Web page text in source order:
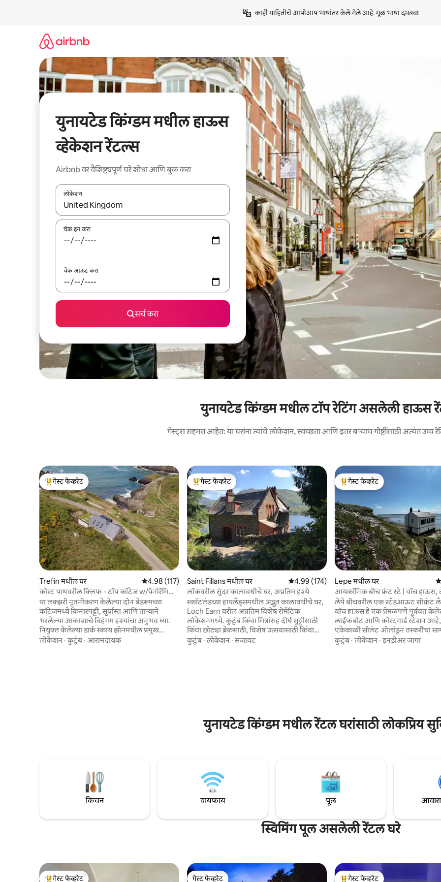
काही माहितीचे आपोआप भाषांतर केले गेले आहे. मूळ भाषा दाखवा
युनायटेड किंग्डम मधील हाऊस
व्हेकेशन रेंटल्स
Airbnb वर वैशिष्ट्यपूर्ण घरे शोधा आणि बुक करा
लोकेशन
जेव्हा परिणाम उपलब्ध असतील, तेव्हा वरच्या आणि खाली बाणांच्या किजसह नेव्हिगेट करा किंवा स्पर्शाने स्वाइप जेश्चर्स वापरून एक्सप्लोर करा.
चेक इन करा
चेक आऊट करा
सर्च करा
युनायटेड किंग्डम मधील टॉप रेटिंग असलेली हाऊस
गेस्ट्स सहमत आहेत: या घरांना त्यांचे लोकेशन, स्वच्छता आणि इतर बऱ्याच गोष्टींसाठी अत्यंत उच्च
टॉप गेस्ट फेव्हरेट
गेस्ट फेव्हरेट
Trefin मधील घर 5 पैकी 4.98 सरासरी रेटिंग, 117 रिव्ह्यूज
4.98 (117)
कोस्ट पाथवरील क्लिफ - टॉप कॉटेज w/पॅनोरॅमिक
व्ह्यूज
या लक्झरी नूतनीकरण केलेल्या दोन बेडरूमच्या
कॉटेजमध्ये किनारपट्टी, सूर्यास्त आणि ताऱ्याने
भरलेल्या आकाशाचे विहंगम दृश्यांचा अनुभव घ्या.
नियुक्त केलेल्या डार्क स्काय झोनमधील प्रमुख
लोकेशनसह, दारापासून निर्जन बीच आणि
किनारपट्टीच्या मार्गाचा आनंद घ्या. लॉग बर्नरमध्ये
लोकेशन ·कुटुंब· आरामदायक
टॉप गेस्ट फेव्हरेट
गेस्ट फेव्हरेट
Saint Fillans मधील घर 5 पैकी 4.99 सरासरी रेटिंग, 174 रिव्ह्यूज
4.99 (174)
लॉकवरील सुंदर कालावधीचे घर, अप्रतिम दृश्ये
स्कॉटलंडच्या हायलँड्समधील अद्भुत कालावधीचे घर,
Loch Earn वरील अप्रतिम विशेष रोमँटिक
लोकेशनमध्ये. कुटुंब किंवा मित्रांसह दीर्घ सुट्टीसाठी
किंवा छोट्या ब्रेकसाठी, विशेष उत्सवासाठी किंवा
अगदी हनीमूनसाठी योग्य! किंवा फक्त सुंदर दृश्यांचा
आनंद घेण्यासाठी. एक्सप्लोर करण्यासाठी उत्तम - सर्व
कुटुंब·लोकेशन ·सजावट
टॉप गेस्ट फेव्हरेट
गेस्ट फेव्हरेट
Lepe मधील घर 5
आयकॉनिक बीच फ्रंट स्टे | वॉच हाऊस,
लेपे बीचवरील एक स्टँडआऊट सीफ्रंट
वॉच हाऊस हे एक प्रेमळपणे पूर्ववत
लाईफबोट आणि कोस्टगार्ड स्टेशन
एकेकाळी सोलंट ओलांडून तस्करीचा
करण्यासाठी वापरले जात असे. मूळ
आधुनिक किचन, लाकूड बर्नर, पाण्यावर
कुटुंब·लोकेशन ·इनडोअर जागा
युनायटेड किंग्डम मधील रेंटल घरांसाठी लोकप्रिय
किचन वायफाय पूल
स्विमिंग पूल असलेली रेंटल घरे
गेस्ट फेव्हरेट गेस्ट फेव्हरेट गेस्ट फेव्हरेट